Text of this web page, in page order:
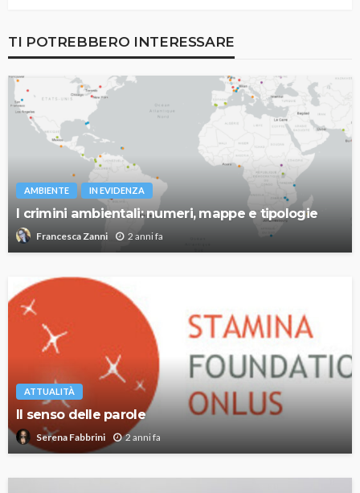
TI POTREBBERO INTERESSARE
AMBIENTE IN EVIDENZA
I crimini ambientali: numeri, mappe e tipologie
Francesca Zanni 2 anni fa
ATTUALITÀ
Il senso delle parole
Serena Fabbrini 2 anni fa